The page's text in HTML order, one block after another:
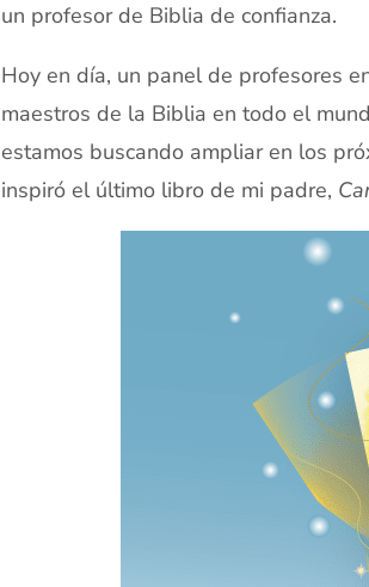
un profesor de Biblia de confianza.
Hoy en día, un panel de profesores
maestros de la Biblia en todo el
estamos buscando ampliar en los
inspiró el último libro de mi padre,